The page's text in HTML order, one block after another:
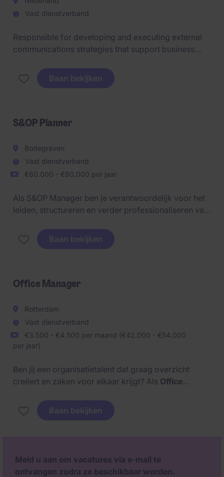
Vast dienstverband
Responsible for developing and executing external
communications strategies that support business
guidance, regional coordination, and team oversight,
ensuring consistent messaging and strong media
Baan bekijken
S&OP Planner
Bodegraven
Vast dienstverband
€60.000 - €80.000 per jaar
Als S&OP Manager ben je verantwoordelijk voor het
leiden, structureren en verder professionaliseren van
brengt Sales, Marketing, Operations, Planning,
Sourcing en Finance samen, vertaalt data naar
en kosten.
Baan bekijken
Office Manager
Rotterdam
Vast dienstverband
€3.500 - €4.500 per maand (€42.000 - €54.000
per jaar)
Ben jij een organisatietalent dat graag overzicht
creëert en zaken voor elkaar krijgt? Als Office
team, waarin je verantwoordelijk bent voor een
soepel draaiend kantoor, marketing activiteiten,
Baan bekijken
Meld u aan om vacatures via e-mail te
ontvangen zodra ze beschikbaar worden.